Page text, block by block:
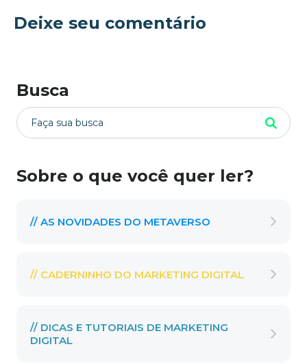
Deixe seu comentário
Busca
Sobre o que você quer ler?
// AS NOVIDADES DO METAVERSO
// CADERNINHO DO MARKETING DIGITAL
// DICAS E TUTORIAIS DE MARKETING
DIGITAL